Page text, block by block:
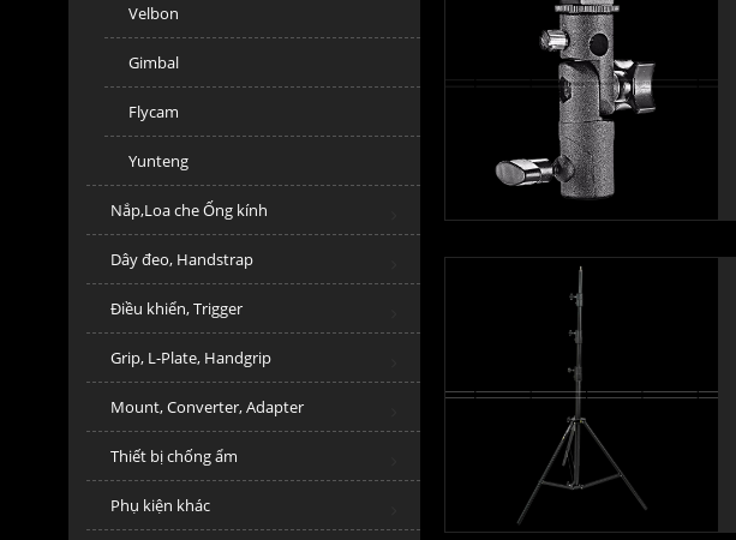
Velbon
Gimbal
Flycam
Yunteng
Nắp,Loa che Ống kính
Dây đeo, Handstrap
Điều khiển, Trigger
Grip, L-Plate, Handgrip
Mount, Converter, Adapter
Thiết bị chống ẩm
Phụ kiện khác